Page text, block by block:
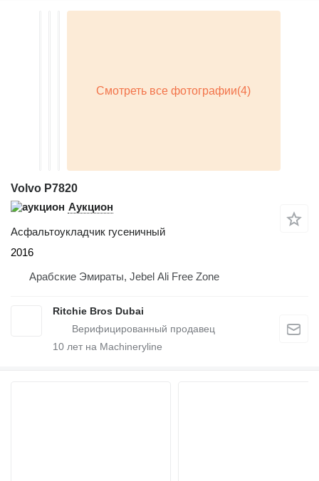
Volvo P7820
Аукцион
Асфальтоукладчик гусеничный
2016
Арабские Эмираты, Jebel Ali Free Zone
Ritchie Bros Dubai
10 лет на Machineryline